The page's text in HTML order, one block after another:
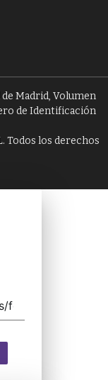
Madrid, Volumen
de Identificación
Todos los derechos